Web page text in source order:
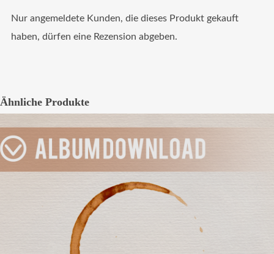
Nur angemeldete Kunden, die dieses Produkt gekauft
haben, dürfen eine Rezension abgeben.
Ähnliche Produkte